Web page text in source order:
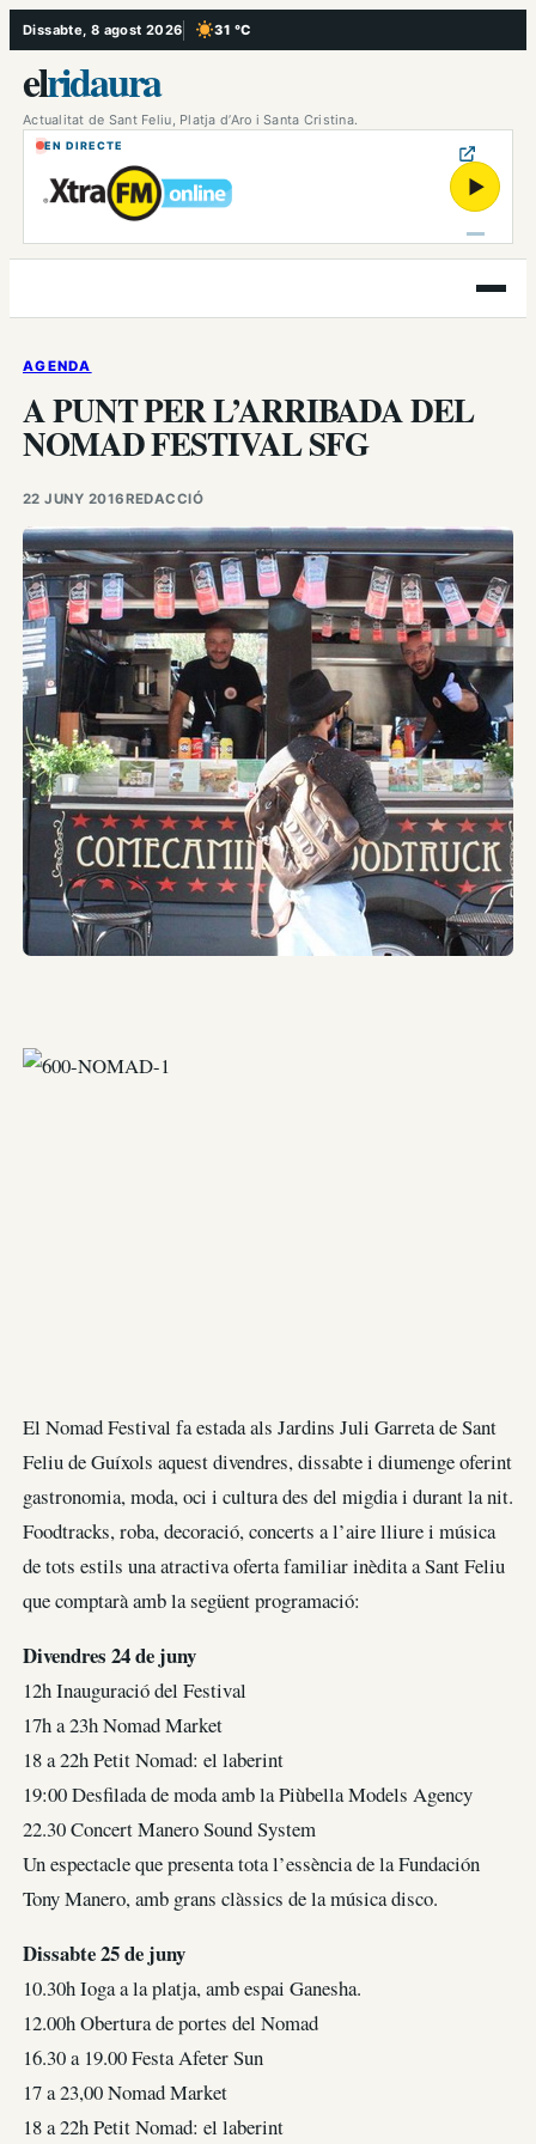
Vés
al
contingut
Dissabte, 8 agost 2026 31 °C
, Cel serè
elridaura
Actualitat de Sant Feliu, Platja d’Aro i Santa Cristina.
EN DIRECTE
▶
Obre
el
AGENDA
A PUNT PER L’ARRIBADA DEL
NOMAD FESTIVAL SFG
22 JUNY 2016REDACCIÓ
El Nomad Festival fa estada als Jardins Juli Garreta de Sant
Feliu de Guíxols aquest divendres, dissabte i diumenge oferint
gastronomia, moda, oci i cultura des del migdia i durant la nit.
Foodtracks, roba, decoració, concerts a l’aire lliure i música
de tots estils una atractiva oferta familiar inèdita a Sant Feliu
que comptarà amb la següent programació:
Divendres 24 de juny
12h Inauguració del Festival
17h a 23h Nomad Market
18 a 22h Petit Nomad: el laberint
19:00 Desfilada de moda amb la Piùbella Models Agency
22.30 Concert Manero Sound System
Un espectacle que presenta tota l’essència de la Fundación
Tony Manero, amb grans clàssics de la música disco.
Dissabte 25 de juny
10.30h Ioga a la platja, amb espai Ganesha.
12.00h Obertura de portes del Nomad
16.30 a 19.00 Festa Afeter Sun
17 a 23,00 Nomad Market
18 a 22h Petit Nomad: el laberint